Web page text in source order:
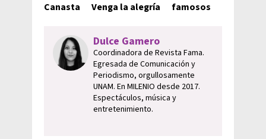
Canasta
Venga la alegría famosos
Dulce Gamero
Coordinadora de Revista Fama.
Egresada de Comunicación y
Periodismo, orgullosamente
UNAM. En MILENIO desde 2017.
Espectáculos, música y
entretenimiento.